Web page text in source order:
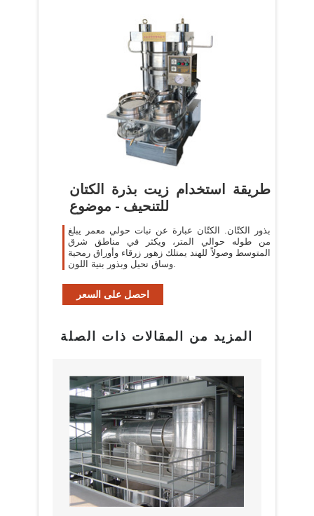
طريقة استخدام زيت بذرة الكتان
للتنحيف - موضوع
بذور الكتّان. الكتّان عبارة عن نبات حولي معمر يبلغ
من طوله حوالي المتر، ويكثر في مناطق شرق
المتوسط وصولاً للهند يمتلك زهور زرقاء وأوراق رمحية
وساق نحيل وبذور بنية اللون.
احصل على السعر
المزيد من المقالات ذات الصلة